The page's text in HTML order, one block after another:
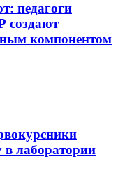
педагоги
создают
компонентом
лаборатории